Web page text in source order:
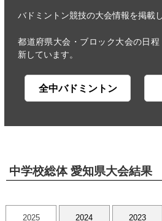
バドミントン競技の大会情報を掲載
都道府県大会・ブロック大会の日
新しています。
全中バドミントン
中学校総体 愛知県大会結果
2025 2024 2023